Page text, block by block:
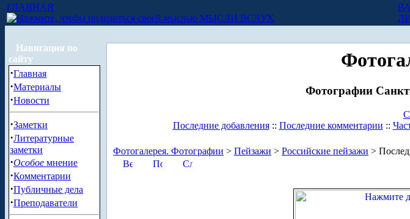
ГЛАВНАЯ
МЫСЛИ ВСЛУХ
Навигация по
сайту
·Главная
·Материалы
·Новости
·Заметки
·Литературные
заметки
·Особое мнение
·Комментарии
·Публичные дела
·Преподаватели
Фотографии
Последние добавления:: Последние комментарии ::
Фотогалерея. Фотографии > Пейзажи > Российские пейзажи >